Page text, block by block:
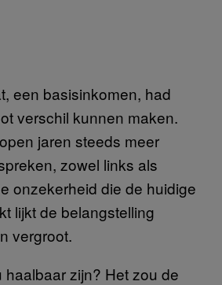
een basisinkomen, had
verschil kunnen maken.
jaren steeds meer
zowel links als
onzekerheid die de huidige
lijkt de belangstelling
vergroot.
haalbaar zijn? Het zou de